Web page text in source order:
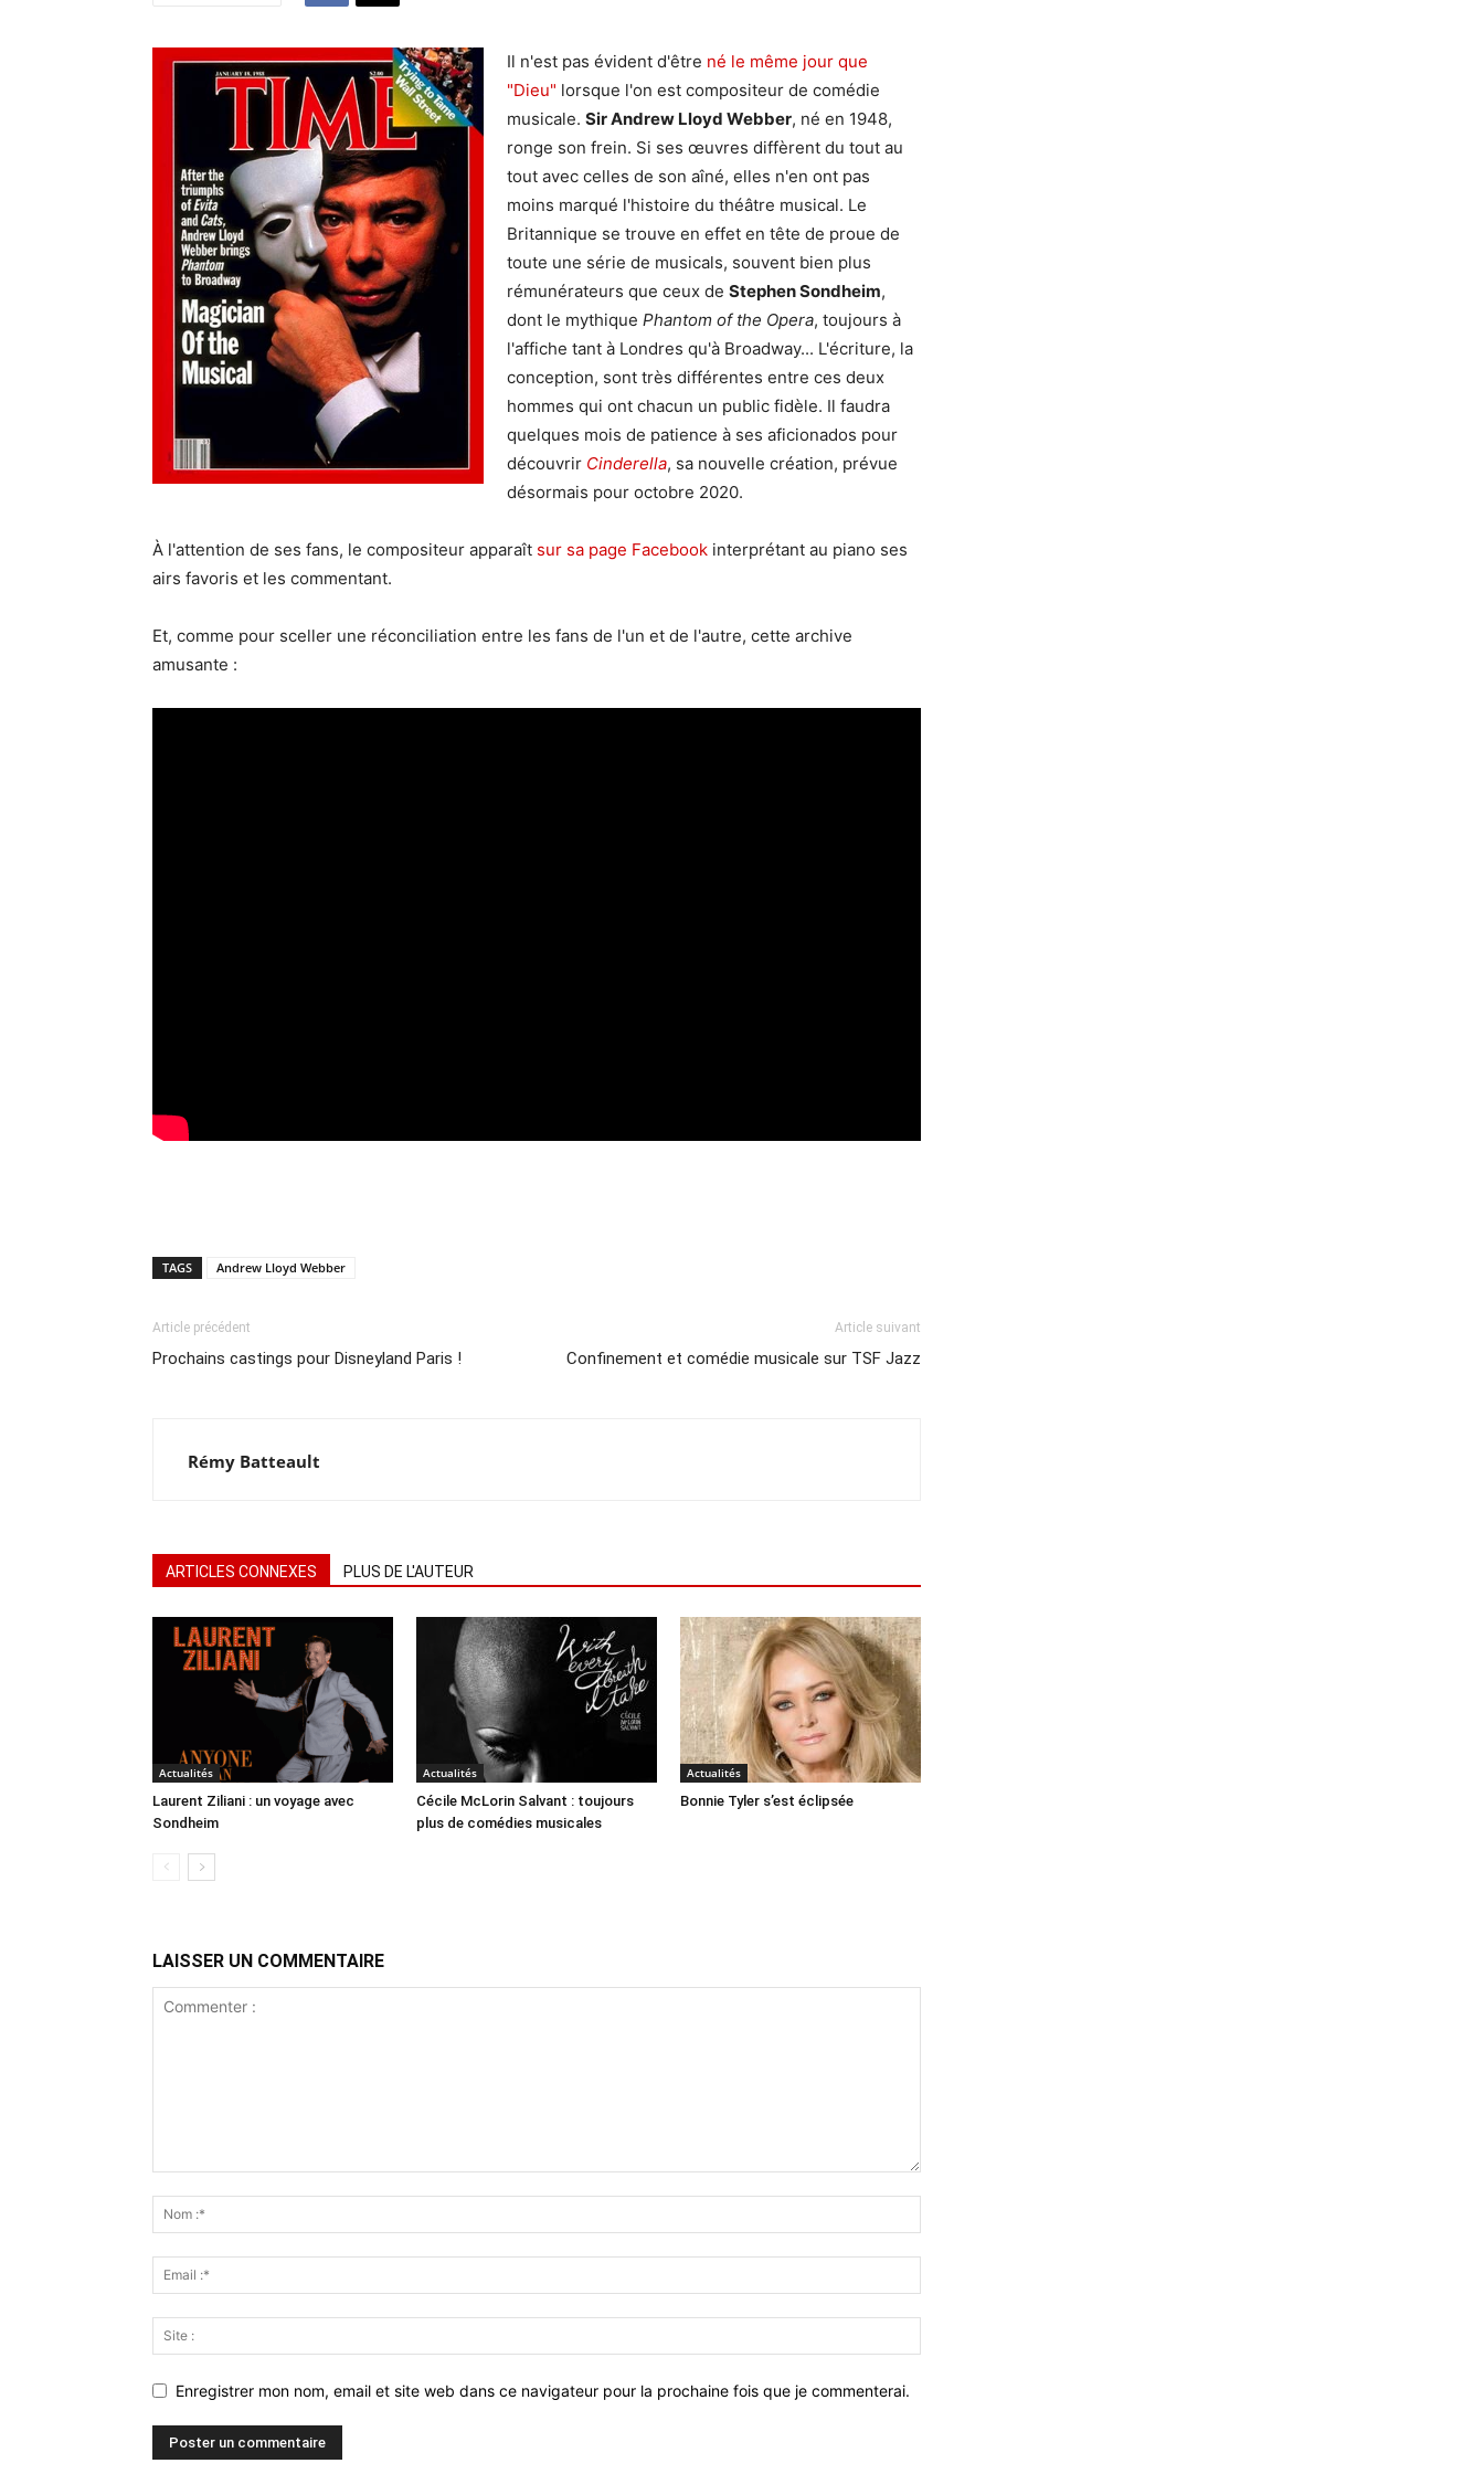
Il n'est pas évident d'être né le même jour que
"Dieu" lorsque l'on est compositeur de comédie
musicale. Sir Andrew Lloyd Webber, né en 1948,
ronge son frein. Si ses œuvres diffèrent du tout au
tout avec celles de son aîné, elles n'en ont pas
moins marqué l'histoire du théâtre musical. Le
Britannique se trouve en effet en tête de proue de
toute une série de musicals, souvent bien plus
rémunérateurs que ceux de Stephen Sondheim,
dont le mythique Phantom of the Opera, toujours à
l'affiche tant à Londres qu'à Broadway... L'écriture, la
conception, sont très différentes entre ces deux
hommes qui ont chacun un public fidèle. Il faudra
quelques mois de patience à ses aficionados pour
découvrir Cinderella, sa nouvelle création, prévue
désormais pour octobre 2020.
À l'attention de ses fans, le compositeur apparaît sur sa page Facebook interprétant au piano ses
airs favoris et les commentant.
Et, comme pour sceller une réconciliation entre les fans de l'un et de l'autre, cette archive
amusante :
TAGS Andrew Lloyd Webber
Article précédent
Prochains castings pour Disneyland Paris !
Article suivant
Confinement et comédie musicale sur TSF Jazz
Rémy Batteault
ARTICLES CONNEXES PLUS DE L'AUTEUR
Actualités
Laurent Ziliani : un voyage avec
Sondheim
Actualités
Cécile McLorin Salvant : toujours
plus de comédies musicales
Actualités
Bonnie Tyler s’est éclipsée
LAISSER UN COMMENTAIRE
Enregistrer mon nom, email et site web dans ce navigateur pour la prochaine fois que je commenterai.